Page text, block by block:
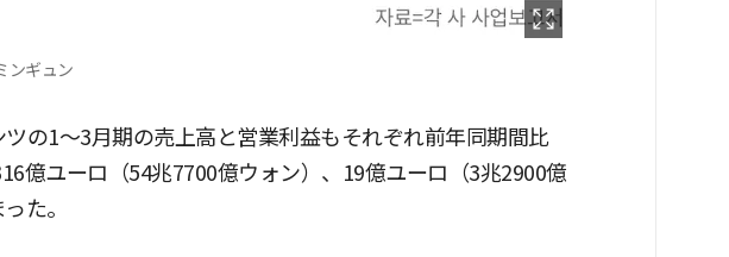
ンギュン
の1〜3月期の売上高と営業利益もそれぞれ前年同期間比
億ユーロ（54兆7700億ウォン）、19億ユーロ（3兆2900億
た。